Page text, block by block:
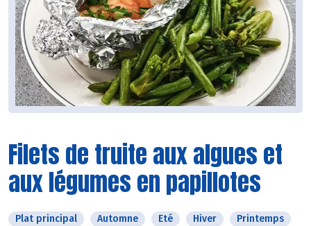
Filets de truite aux algues et
aux légumes en papillotes
Plat principal Automne Eté Hiver Printemps